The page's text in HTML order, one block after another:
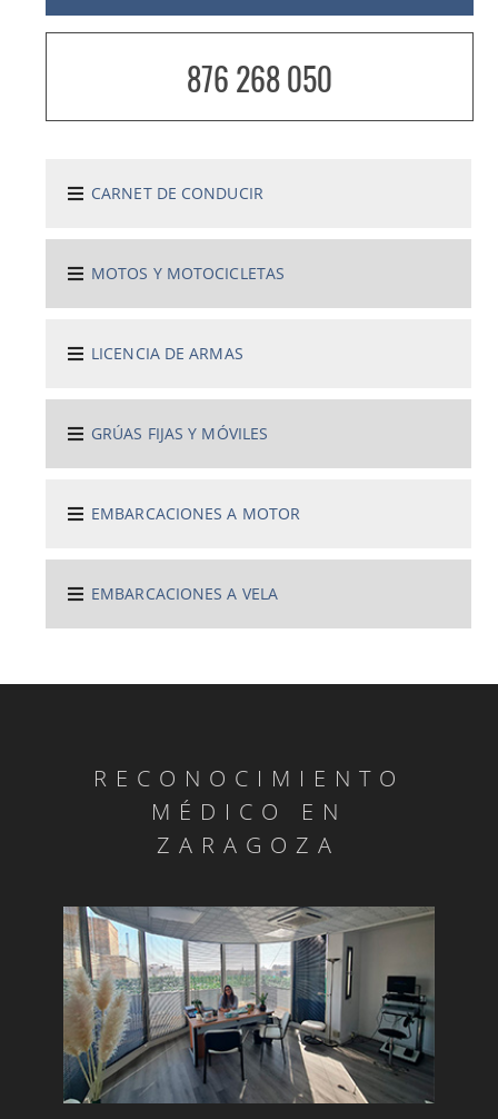
876 268 050
CARNET DE CONDUCIR
MOTOS Y MOTOCICLETAS
LICENCIA DE ARMAS
GRÚAS FIJAS Y MÓVILES
EMBARCACIONES A MOTOR
EMBARCACIONES A VELA
RECONOCIMIENTO
MÉDICO EN
ZARAGOZA